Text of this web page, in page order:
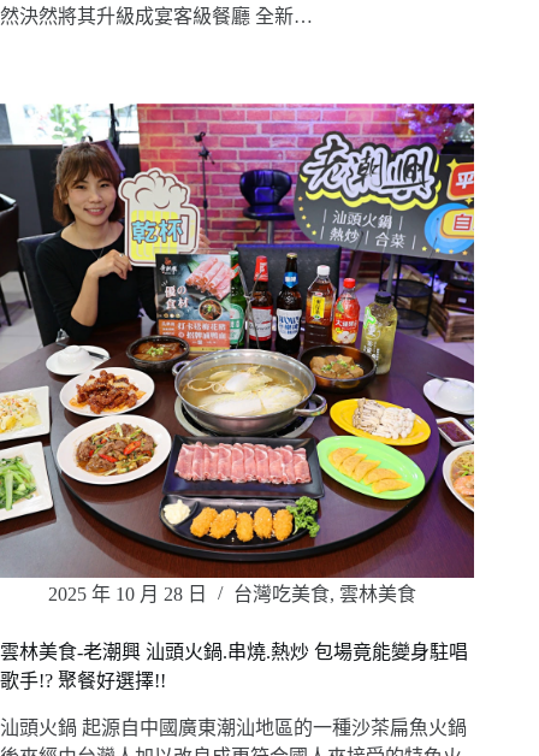
然決然將其升級成宴客級餐廳 全新…
2025 年 10 月 28 日 台灣吃美食, 雲林美食
雲林美食-老潮興 汕頭火鍋.串燒.熱炒 包場竟能變身駐唱
歌手!? 聚餐好選擇!!
汕頭火鍋 起源自中國廣東潮汕地區的一種沙茶扁魚火鍋